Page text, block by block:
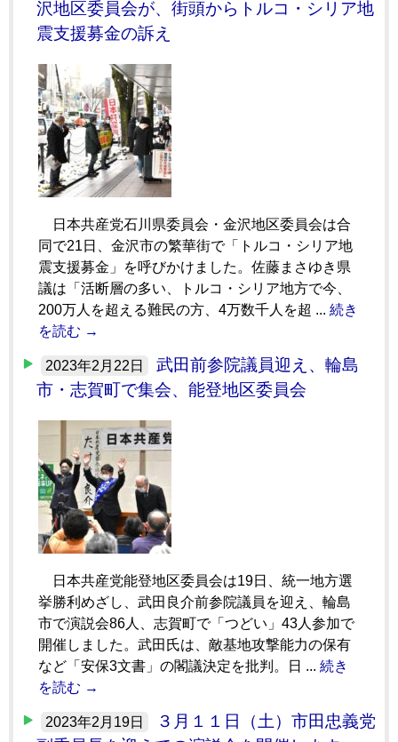
沢地区委員会が、街頭からトルコ・シリア地
震支援募金の訴え
日本共産党石川県委員会・金沢地区委員会は合
同で21日、金沢市の繁華街で「トルコ・シリア地
震支援募金」を呼びかけました。佐藤まさゆき県
議は「活断層の多い、トルコ・シリア地方で今、
200万人を超える難民の方、4万数千人を超 ... 続き
を読む →
2023年2月22日
武田前参院議員迎え、輪島
市・志賀町で集会、能登地区委員会
日本共産党能登地区委員会は19日、統一地方選
挙勝利めざし、武田良介前参院議員を迎え、輪島
市で演説会86人、志賀町で「つどい」43人参加で
開催しました。武田氏は、敵基地攻撃能力の保有
など「安保3文書」の閣議決定を批判。日 ... 続き
を読む →
2023年2月19日
３月１１日（土）市田忠義党